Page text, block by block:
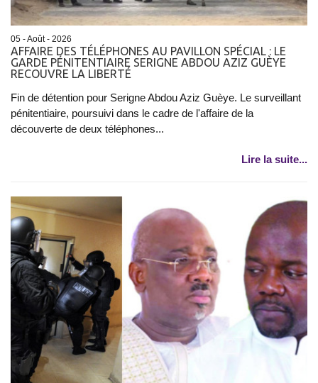
05 - Août - 2026
AFFAIRE DES TÉLÉPHONES AU PAVILLON SPÉCIAL : LE
GARDE PÉNITENTIAIRE SERIGNE ABDOU AZIZ GUÈYE
RECOUVRE LA LIBERTÉ
Fin de détention pour Serigne Abdou Aziz Guèye. Le surveillant
pénitentiaire, poursuivi dans le cadre de l'affaire de la
découverte de deux téléphones...
Lire la suite...